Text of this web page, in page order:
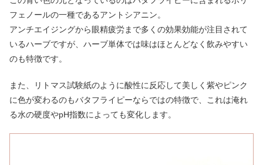
フェノールの一種であるアントシアニン。
アンチエイジングから眼精疲労まで多くの効果効能が注目されて
いるハーブですが、ハーブ単体では味はほとんどなく飲みやすい
のも特徴です。
また、リトマス試験紙のように酸性に反応して美しく紫やピンク
に色が変わるのもバタフライピーならではの特徴で、これは淹れ
る水の硬度やpH指数によっても変化します。